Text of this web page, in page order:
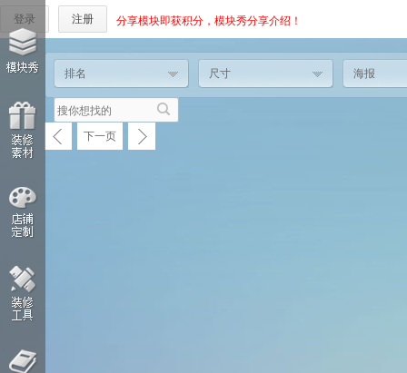
登录 注册 分享模块即获积分，模块秀分享介绍！
排名 尺寸 海报
下一页